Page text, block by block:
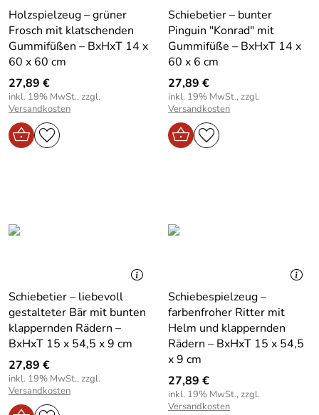
Holzspielzeug – grüner
Frosch mit klatschenden
Gummifüßen – BxHxT 14 x
60 x 60 cm
27,89 €
inkl. 19% MwSt., zzgl.
Versandkosten
Schiebetier – bunter
Pinguin "Konrad" mit
Gummifüße – BxHxT 14 x
60 x 6 cm
27,89 €
inkl. 19% MwSt., zzgl.
Versandkosten
Schiebetier – liebevoll
gestalteter Bär mit bunten
klappernden Rädern –
BxHxT 15 x 54,5 x 9 cm
27,89 €
inkl. 19% MwSt., zzgl.
Versandkosten
Schiebespielzeug –
farbenfroher Ritter mit
Helm und klappernden
Rädern – BxHxT 15 x 54,5
x 9 cm
27,89 €
inkl. 19% MwSt., zzgl.
Versandkosten